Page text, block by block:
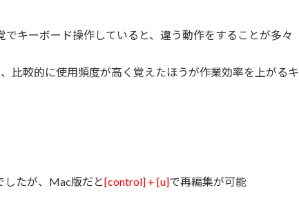
キーボード操作していると、違う動作をすることが多々
比較的に使用頻度が高く覚えたほうが作業効率を上がるキ
したが、Mac版だと[control] + [u]で再編集が可能